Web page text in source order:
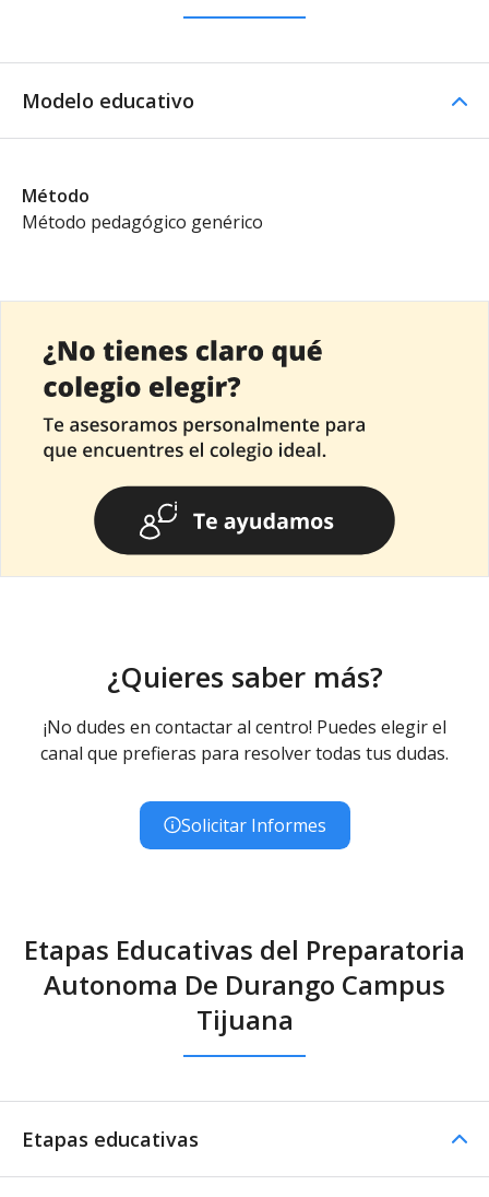
Modelo educativo
Método
Método pedagógico genérico
¿Quieres saber más?
¡No dudes en contactar al centro! Puedes elegir el
canal que prefieras para resolver todas tus dudas.
Solicitar Informes
Etapas Educativas del Preparatoria
Autonoma De Durango Campus
Tijuana
Etapas educativas